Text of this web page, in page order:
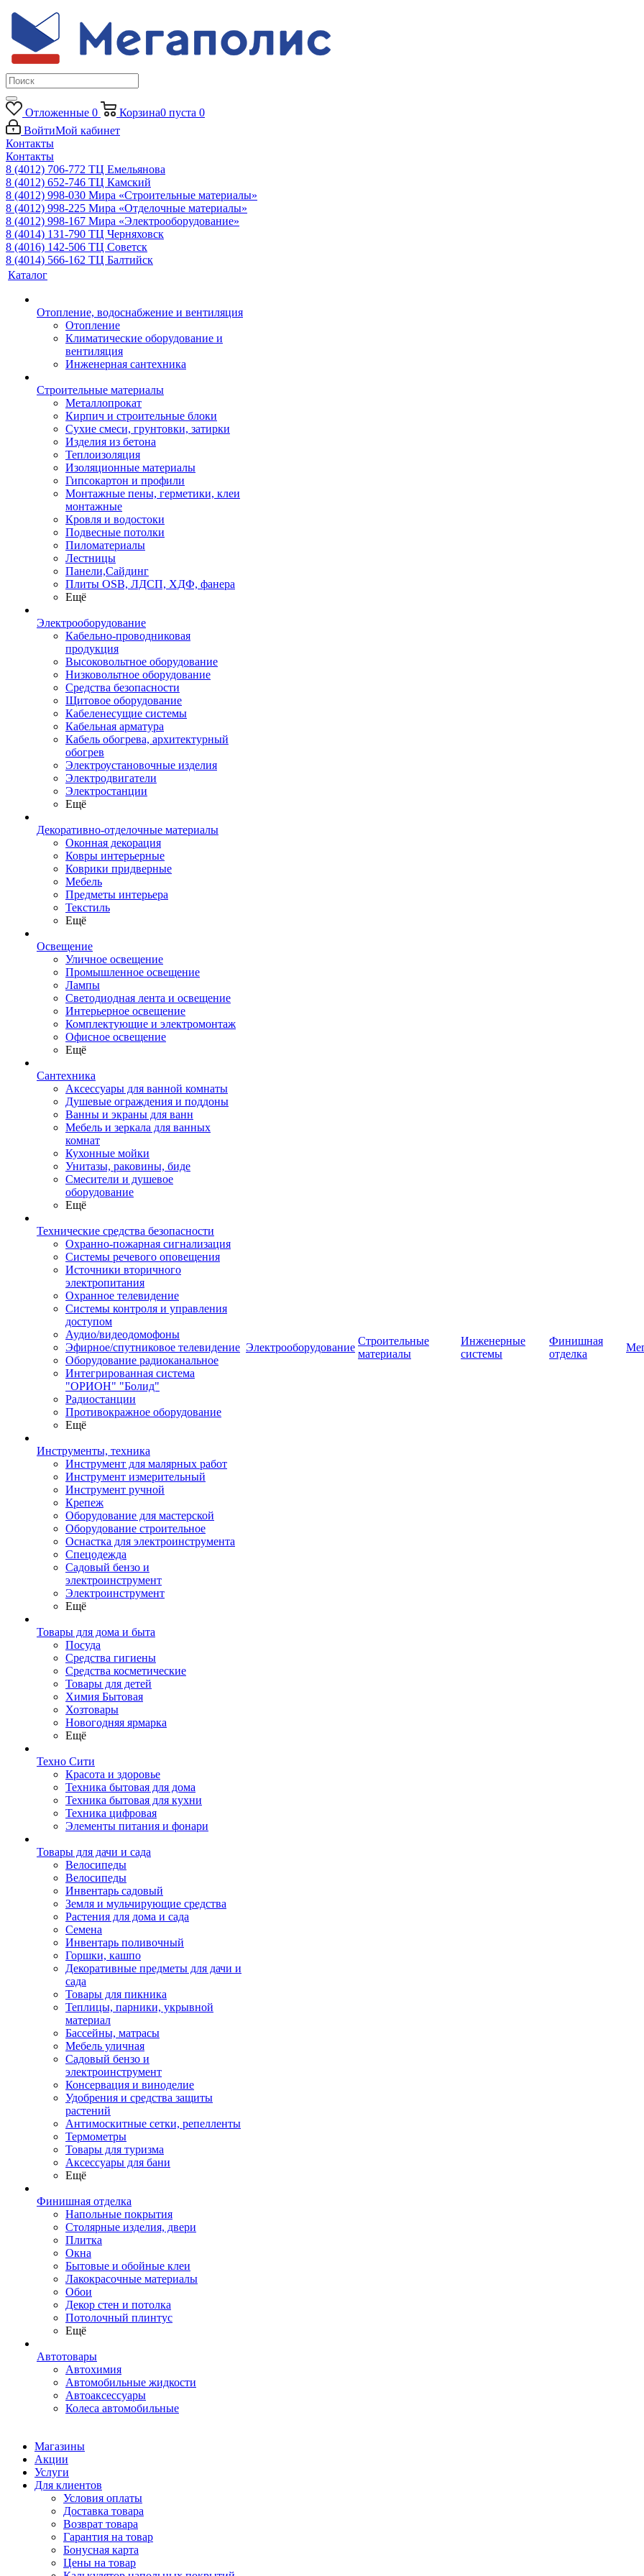
Отложенные 0 Корзина0 пуста 0
ВойтиМой кабинет
Контакты
Контакты
8 (4012) 706-772 ТЦ Емельянова
8 (4012) 652-746 ТЦ Камский
8 (4012) 998-030 Мира «Строительные материалы»
8 (4012) 998-225 Мира «Отделочные материалы»
8 (4012) 998-167 Мира «Электрооборудование»
8 (4014) 131-790 ТЦ Черняховск
8 (4016) 142-506 ТЦ Советск
8 (4014) 566-162 ТЦ Балтийск
Каталог
Отопление, водоснабжение и вентиляция
Отопление
Климатические оборудование и
вентиляция
Инженерная сантехника
Строительные материалы
Металлопрокат
Кирпич и строительные блоки
Сухие смеси, грунтовки, затирки
Изделия из бетона
Теплоизоляция
Изоляционные материалы
Гипсокартон и профили
Монтажные пены, герметики, клеи
монтажные
Кровля и водостоки
Подвесные потолки
Пиломатериалы
Лестницы
Панели,Сайдинг
Плиты OSB, ЛДСП, ХДФ, фанера
Ещё
Электрооборудование
Кабельно-проводниковая
продукция
Высоковольтное оборудование
Низковольтное оборудование
Средства безопасности
Щитовое оборудование
Кабеленесущие системы
Кабельная арматура
Кабель обогрева, архитектурный
обогрев
Электроустановочные изделия
Электродвигатели
Электростанции
Ещё
Декоративно-отделочные материалы
Оконная декорация
Ковры интерьерные
Коврики придверные
Мебель
Предметы интерьера
Текстиль
Ещё
Освещение
Уличное освещение
Промышленное освещение
Лампы
Светодиодная лента и освещение
Интерьерное освещение
Комплектующие и электромонтаж
Офисное освещение
Ещё
Сантехника
Аксессуары для ванной комнаты
Душевые ограждения и поддоны
Ванны и экраны для ванн
Мебель и зеркала для ванных
комнат
Кухонные мойки
Унитазы, раковины, биде
Смесители и душевое
оборудование
Ещё
Технические средства безопасности
Охранно-пожарная сигнализация
Системы речевого оповещения
Источники вторичного
электропитания
Охранное телевидение
Системы контроля и управления
доступом
Аудио/видеодомофоны
Эфирное/спутниковое телевидение
Оборудование радиоканальное
Интегрированная система
"ОРИОН" "Болид"
Радиостанции
Противокражное оборудование
Ещё
Инструменты, техника
Инструмент для малярных работ
Инструмент измерительный
Инструмент ручной
Крепеж
Оборудование для мастерской
Оборудование строительное
Оснастка для электроинструмента
Спецодежда
Садовый бензо и
электроинструмент
Электроинструмент
Ещё
Товары для дома и быта
Посуда
Средства гигиены
Средства косметические
Товары для детей
Химия Бытовая
Хозтовары
Новогодняя ярмарка
Ещё
Техно Сити
Красота и здоровье
Техника бытовая для дома
Техника бытовая для кухни
Техника цифровая
Элементы питания и фонари
Товары для дачи и сада
Велосипеды
Велосипеды
Инвентарь садовый
Земля и мульчирующие средства
Растения для дома и сада
Семена
Инвентарь поливочный
Горшки, кашпо
Декоративные предметы для дачи и
сада
Товары для пикника
Теплицы, парники, укрывной
материал
Бассейны, матрасы
Мебель уличная
Садовый бензо и
электроинструмент
Консервация и виноделие
Удобрения и средства защиты
растений
Антимоскитные сетки, репелленты
Термометры
Товары для туризма
Аксессуары для бани
Ещё
Финишная отделка
Напольные покрытия
Столярные изделия, двери
Плитка
Окна
Бытовые и обойные клеи
Лакокрасочные материалы
Обои
Декор стен и потолка
Потолочный плинтус
Ещё
Автотовары
Автохимия
Автомобильные жидкости
Автоаксессуары
Колеса автомобильные
Электрооборудование
Строительные
материалы
Инженерные
системы
Финишная
отделка
Магазины
Акции
Услуги
Для клиентов
Условия оплаты
Доставка товара
Возврат товара
Гарантия на товар
Бонусная карта
Цены на товар